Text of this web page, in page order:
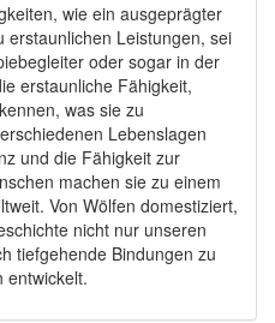
wie ein ausgeprägter
erstaunlichen Leistungen, sei
oder sogar in der
erstaunliche Fähigkeit,
was sie zu
Lebenslagen
und die Fähigkeit zur
machen sie zu einem
Von Wölfen domestiziert,
nicht nur unseren
tiefgehende Bindungen zu
entwickelt.